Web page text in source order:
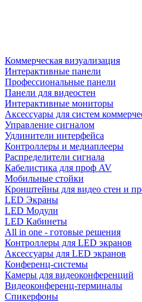
Коммерческая визуализация
Интерактивные панели
Профессиональные панели
Панели для видеостен
Интерактивные мониторы
Аксессуары для систем
Управление сигналом
Удлинители интерфейса
Контроллеры и медиаплееры
Распределители сигнала
Кабелистика для проф AV
Мобильные стойки
Кронштейны для видео стен и
LED Экраны
LED Модули
LED Кабинеты
All in one - готовые решения
Контроллеры для LED экранов
Аксессуары для LED экранов
Конференц-системы
Камеры для видеоконференций
Видеоконференц-терминалы
Спикерфоны